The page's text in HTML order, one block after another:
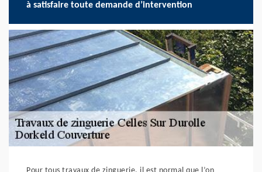
à satisfaire toute demande d’intervention